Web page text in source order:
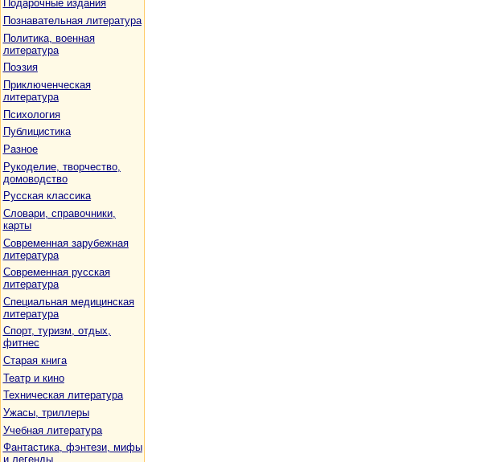
Подарочные издания
Познавательная литература
Политика, военная
литература
Поэзия
Приключенческая
литература
Психология
Публицистика
Разное
Рукоделие, творчество,
домоводство
Русская классика
Словари, справочники,
карты
Современная зарубежная
литература
Современная русская
литература
Специальная медицинская
литература
Спорт, туризм, отдых,
фитнес
Старая книга
Театр и кино
Техническая литература
Ужасы, триллеры
Учебная литература
Фантастика, фэнтези, мифы
и легенды